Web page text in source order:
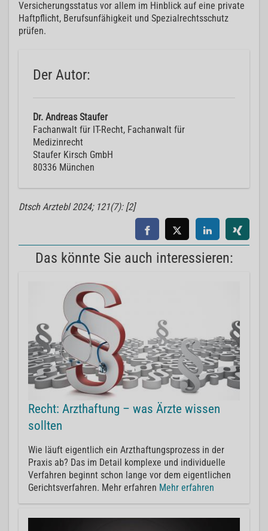
Versicherungsstatus vor allem im Hinblick auf eine private
Haftpflicht, Berufsunfähigkeit und Spezialrechtsschutz
prüfen.
Der Autor:
Dr. Andreas Staufer
Fachanwalt für IT-Recht, Fachanwalt für
Medizinrecht
Staufer Kirsch GmbH
80336 München
Dtsch Arztebl 2024; 121(7): [2]
Das könnte Sie auch interessieren:
Recht: Arzthaftung – was Ärzte wissen
sollten
Wie läuft eigentlich ein Arzthaftungsprozess in der
Praxis ab? Das im Detail komplexe und individuelle
Verfahren beginnt schon lange vor dem eigentlichen
Gerichtsverfahren. Mehr erfahren Mehr erfahren